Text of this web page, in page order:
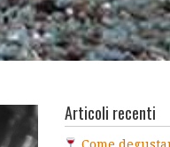
Articoli recenti
Come